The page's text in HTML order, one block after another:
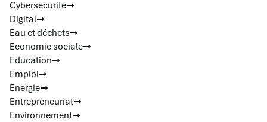
Cybersécurité
Digital
Eau et déchets
Economie sociale
Education
Emploi
Energie
Entrepreneuriat
Environnement